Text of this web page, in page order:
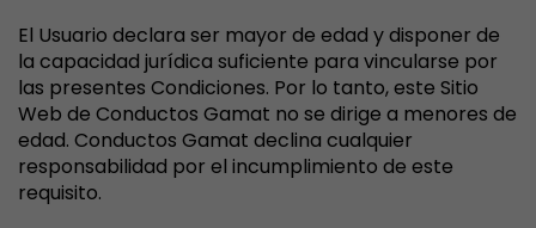
El Usuario declara ser mayor de edad y disponer de
la capacidad jurídica suficiente para vincularse por
las presentes Condiciones. Por lo tanto, este Sitio
Web de Conductos Gamat no se dirige a menores de
edad. Conductos Gamat declina cualquier
responsabilidad por el incumplimiento de este
requisito.